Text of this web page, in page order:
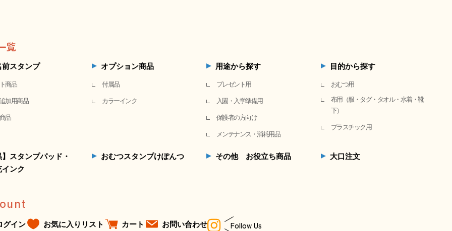
覧
前スタンプ
商品
加用商品
品
オプション商品
付属品
カラーインク
用途から探す
プレゼント用
入園・入学準備用
保護者の方向け
メンテナンス・消耗用品
目的から探す
おむつ用
布用（服・タグ・タオル・水着・靴
下）
プラスチック用
スタンプパッド・
ンク
おむつスタンプけぽんつ その他 お役立ち商品 大口注文
グイン お気に入りリスト カート お問い合わせ Follow Us